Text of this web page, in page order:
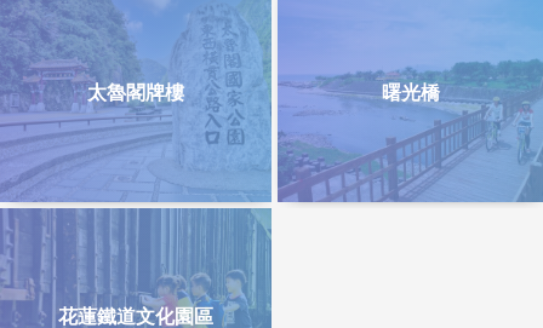
太魯閣牌樓 曙光橋
花蓮鐵道文化園區